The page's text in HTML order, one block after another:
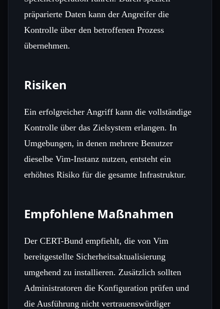
präparierte Daten kann der Angreifer die
Kontrolle über den betroffenen Prozess
übernehmen.
Risiken
Ein erfolgreicher Angriff kann die vollständige
Kontrolle über das Zielsystem erlangen. In
Umgebungen, in denen mehrere Benutzer
dieselbe Vim-Instanz nutzen, entsteht ein
erhöhtes Risiko für die gesamte Infrastruktur.
Empfohlene Maßnahmen
Der CERT-Bund empfiehlt, die von Vim
bereitgestellte Sicherheitsaktualisierung
umgehend zu installieren. Zusätzlich sollten
Administratoren die Konfiguration prüfen und
die Ausführung nicht vertrauenswürdiger